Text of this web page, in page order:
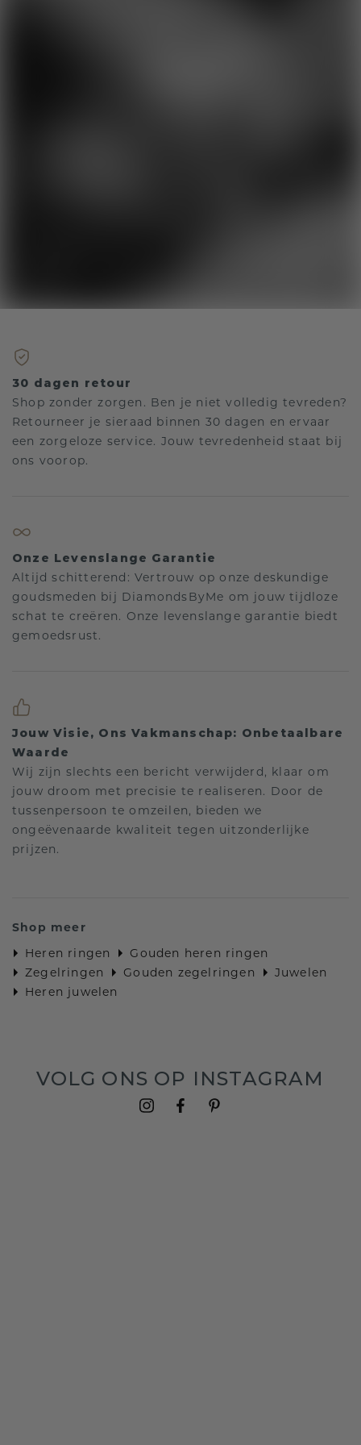
30 dagen retour
Shop zonder zorgen. Ben je niet volledig tevreden?
Retourneer je sieraad binnen 30 dagen en ervaar
een zorgeloze service. Jouw tevredenheid staat bij
ons voorop.
Onze Levenslange Garantie
Altijd schitterend: Vertrouw op onze deskundige
goudsmeden bij DiamondsByMe om jouw tijdloze
schat te creëren. Onze levenslange garantie biedt
gemoedsrust.
Jouw Visie, Ons Vakmanschap: Onbetaalbare
Waarde
Wij zijn slechts een bericht verwijderd, klaar om
jouw droom met precisie te realiseren. Door de
tussenpersoon te omzeilen, bieden we
ongeëvenaarde kwaliteit tegen uitzonderlijke
prijzen.
Shop meer
Heren ringen
Gouden heren ringen
Zegelringen
Gouden zegelringen
Juwelen
Heren juwelen
VOLG ONS OP INSTAGRAM